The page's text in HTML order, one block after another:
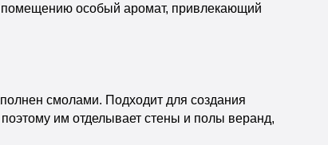
помещению особый аромат, привлекающий
смолами. Подходит для создания
им отделывает стены и полы веранд,